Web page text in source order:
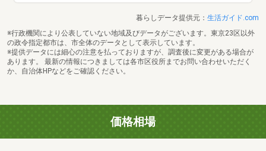
暮らしデータ提供元： 生活ガイド.com
※行政機関により公表していない地域及びデータがございます。東京23区以外
の政令指定都市は、市全体のデータとして表示しています。
※提供データには細心の注意を払っておりますが、調査後に変更がある場合が
あります。 最新の情報につきましては各市区役所までお問い合わせいただく
か、自治体HPなどをご確認ください。
価格相場